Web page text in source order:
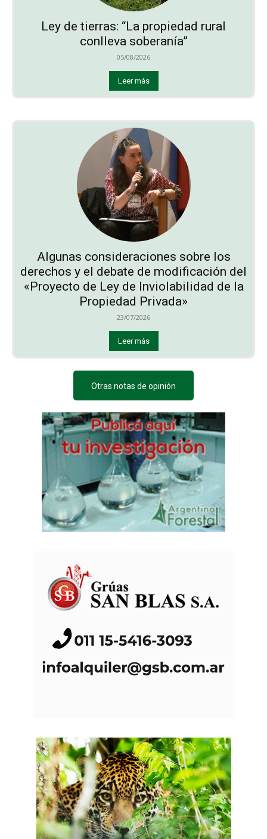
Ley de tierras: “La propiedad rural
conlleva soberanía”
05/08/2026
Leer más
Algunas consideraciones sobre los
derechos y el debate de modificación del
«Proyecto de Ley de Inviolabilidad de la
Propiedad Privada»
23/07/2026
Leer más
Otras notas de opinión